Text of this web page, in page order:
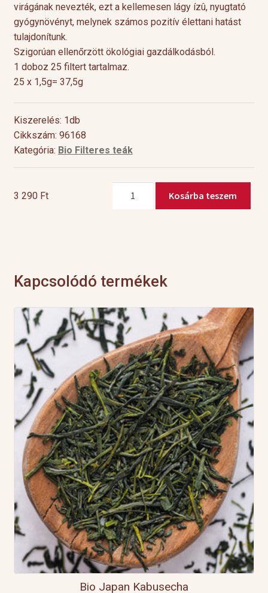
virágának nevezték, ezt a kellemesen lágy ízû, nyugtató
gyógynövényt, melynek számos pozitív élettani hatást
tulajdonítunk.
Szigorúan ellenőrzött ökológiai gazdálkodásból.
1 doboz 25 filtert tartalmaz.
25 x 1,5g= 37,5g
Kiszerelés: 1db
Cikkszám: 96168
Kategória: Bio Filteres teák
3 290 Ft Kosárba teszem
Kapcsolódó termékek
Bio Japan Kabusecha